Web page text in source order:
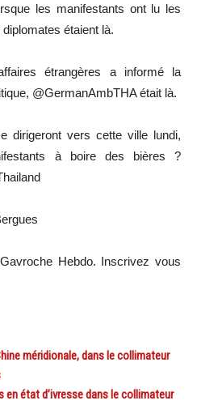
les manifestants ont lu les
étaient là.
étrangères a informé la
@GermanAmbTHA était là.
dirigeront vers cette ville lundi,
à boire des bières ?
Hebdo. Inscrivez vous
méridionale, dans le collimateur
en état d’ivresse dans le collimateur